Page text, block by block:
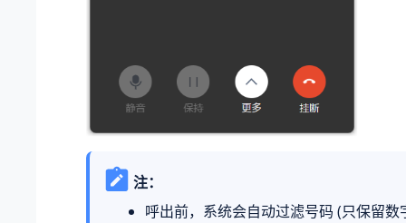
注：
呼出前，系统会自动过滤号码 (只保留数